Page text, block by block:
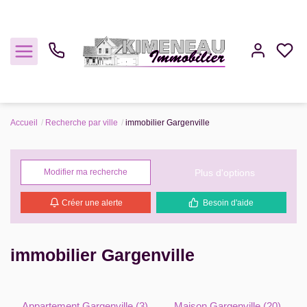
Louer
Estimer
Gestion
Accueil Recherche par ville immobilier Gargenville
Modifier ma recherche Plus d'options
Créer une alerte Besoin d'aide
immobilier Gargenville